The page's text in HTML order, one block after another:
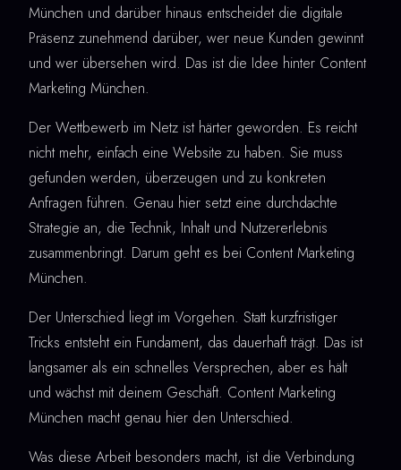
München und darüber hinaus entscheidet die digitale
Präsenz zunehmend darüber, wer neue Kunden gewinnt
und wer übersehen wird. Das ist die Idee hinter Content
Marketing München.
Der Wettbewerb im Netz ist härter geworden. Es reicht
nicht mehr, einfach eine Website zu haben. Sie muss
gefunden werden, überzeugen und zu konkreten
Anfragen führen. Genau hier setzt eine durchdachte
Strategie an, die Technik, Inhalt und Nutzererlebnis
zusammenbringt. Darum geht es bei Content Marketing
München.
Der Unterschied liegt im Vorgehen. Statt kurzfristiger
Tricks entsteht ein Fundament, das dauerhaft trägt. Das ist
langsamer als ein schnelles Versprechen, aber es hält
und wächst mit deinem Geschäft. Content Marketing
München macht genau hier den Unterschied.
Was diese Arbeit besonders macht, ist die Verbindung